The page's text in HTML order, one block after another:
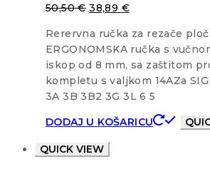
50,50€ 38,89 €
Rerervna ručka za rezače
ERGONOMSKA ručka s
iskop od 8 mm, sa zaštitom
kompletu s valjkom 14AZa
3A 3B 3B2 3G 3L 6 5
DODAJ U KOŠARICU
QUICK VIEW